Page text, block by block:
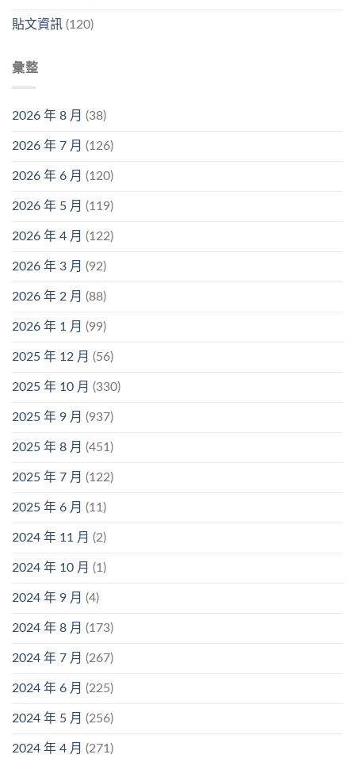
貼文資訊 (120)
彙整
2026 年 8 月 (38)
2026 年 7 月 (126)
2026 年 6 月 (120)
2026 年 5 月 (119)
2026 年 4 月 (122)
2026 年 3 月 (92)
2026 年 2 月 (88)
2026 年 1 月 (99)
2025 年 12 月 (56)
2025 年 10 月 (330)
2025 年 9 月 (937)
2025 年 8 月 (451)
2025 年 7 月 (122)
2025 年 6 月 (11)
2024 年 11 月 (2)
2024 年 10 月 (1)
2024 年 9 月 (4)
2024 年 8 月 (173)
2024 年 7 月 (267)
2024 年 6 月 (225)
2024 年 5 月 (256)
2024 年 4 月 (271)